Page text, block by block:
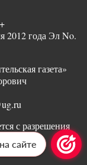
2012 года Эл No.
газета»
с разрешения
издание
сайте